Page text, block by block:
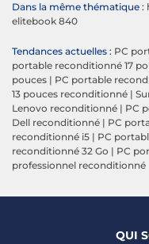
Dans la même thématique :
elitebook 840
Tendances actuelles : PC
portable reconditionné 17
pouces | PC portable
13 pouces reconditionné |
Lenovo reconditionné | PC
Dell reconditionné | PC
reconditionné i5 | PC
reconditionné 32 Go | PC
professionnel reconditionné
QUI